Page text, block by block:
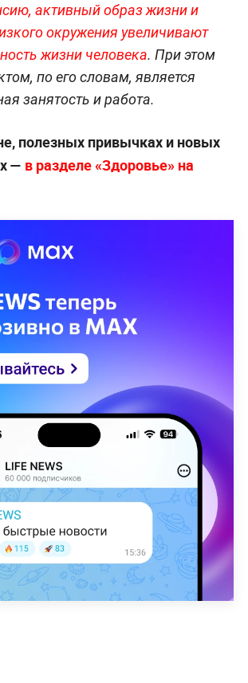
активный образ жизни и
окружения увеличивают
жизни человека. При этом
по его словам, является
занятость и работа.
полезных привычках и новых
— в разделе «Здоровье» на